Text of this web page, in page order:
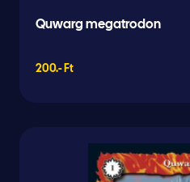
Quwarg megatrodon
200.- Ft